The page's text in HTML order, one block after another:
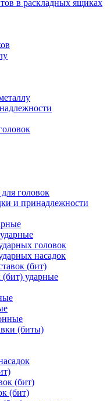
в раскладных ящиках
головок
и принадлежности
головок
насадок
(бит)
(бит) ударные
(биты)
(бит)
(бит)